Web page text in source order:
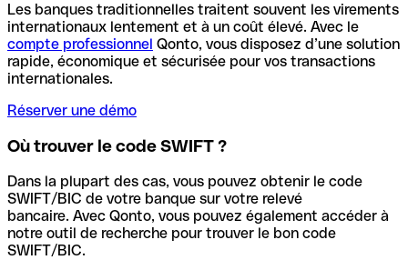
Les banques traditionnelles traitent souvent les virements
internationaux lentement et à un coût élevé. Avec le
compte professionnel Qonto, vous disposez d’une solution
rapide, économique et sécurisée pour vos transactions
internationales.
Réserver une démo
Où trouver le code SWIFT ?
Dans la plupart des cas, vous pouvez obtenir le code
SWIFT/BIC de votre banque sur votre relevé
bancaire. Avec Qonto, vous pouvez également accéder à
notre outil de recherche pour trouver le bon code
SWIFT/BIC.